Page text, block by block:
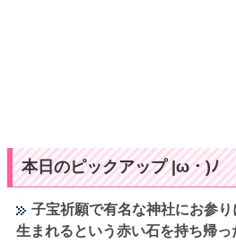
本日のピックアップ |ω・)ﾉ
子宝祈願で有名な神社にお参
生まれるという赤い石を持ち帰